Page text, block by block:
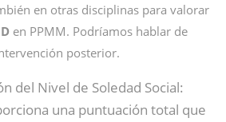
en otras disciplinas para valorar
en PPMM. Podríamos hablar de
posterior.
del Nivel de Soledad Social:
una puntuación total que